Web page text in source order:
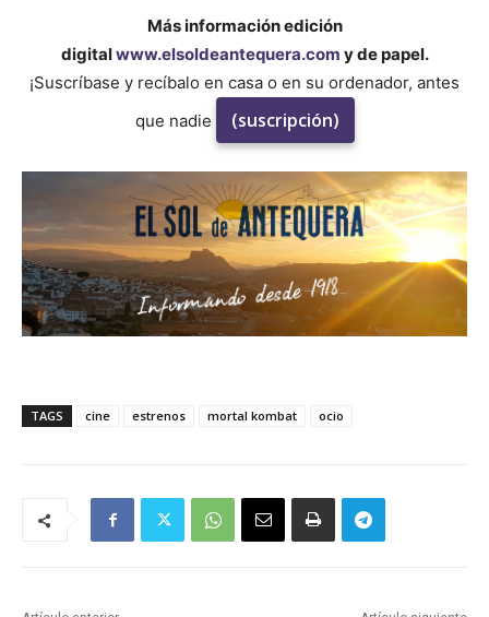
Más información edición
digitalwww.elsoldeantequera.com y de papel.
¡Suscríbase y recíbalo en casa o en su ordenador, antes
que nadie
(suscripción)
TAGS cine estrenos mortal kombat ocio